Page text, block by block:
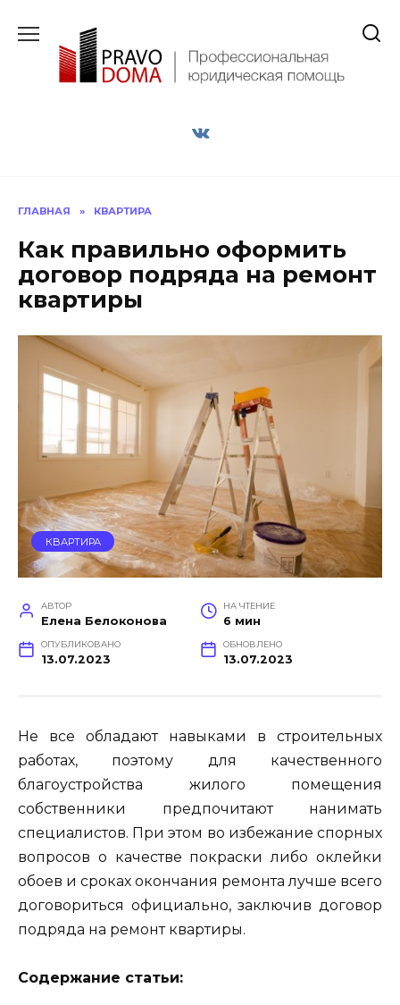
содержанию
ГЛАВНАЯ » КВАРТИРА
Как правильно оформить
договор подряда на ремонт
квартиры
КВАРТИРА
АВТОР
Елена Белоконова
НА ЧТЕНИЕ
6 мин
ОПУБЛИКОВАНО
13.07.2023
ОБНОВЛЕНО
13.07.2023
Не все обладают навыками в строительных
работах, поэтому для качественного
благоустройства жилого помещения
собственники предпочитают нанимать
специалистов. При этом во избежание спорных
вопросов о качестве покраски либо оклейки
обоев и сроках окончания ремонта лучше всего
договориться официально, заключив договор
подряда на ремонт квартиры.
Содержание статьи: